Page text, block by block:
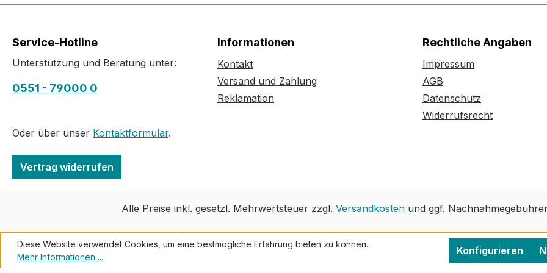
Service-Hotline
Unterstützung und Beratung unter:
0551 - 79000 0
Oder über unser Kontaktformular.
Vertrag widerrufen
Informationen
Kontakt
Versand und Zahlung
Reklamation
Rechtliche Angaben
Impressum
AGB
Datenschutz
Widerrufsrecht
Alle Preise inkl. gesetzl. Mehrwertsteuer zzgl. Versandkosten und ggf.
Diese Website verwendet Cookies, um eine bestmögliche Erfahrung bieten zu können.
Mehr Informationen ...
Konfigurieren